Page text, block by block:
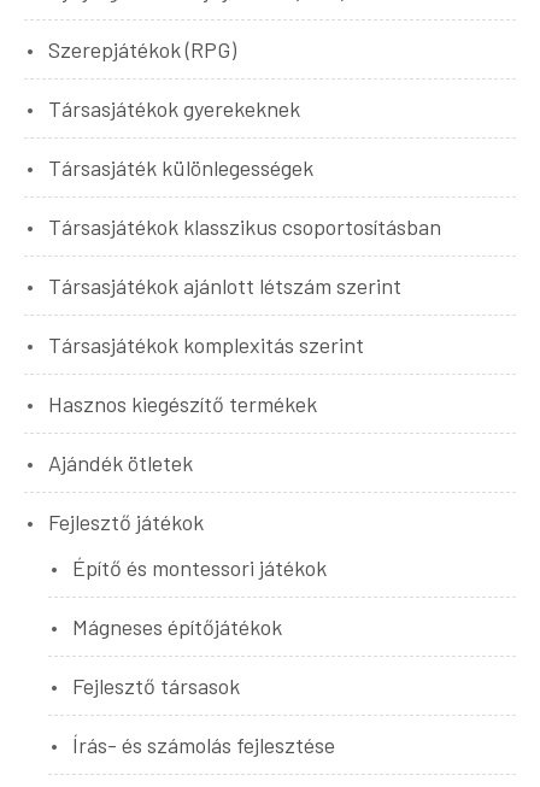
Szerepjátékok (RPG)
Társasjátékok gyerekeknek
Társasjáték különlegességek
Társasjátékok klasszikus csoportosításban
Társasjátékok ajánlott létszám szerint
Társasjátékok komplexitás szerint
Hasznos kiegészítő termékek
Ajándék ötletek
Fejlesztő játékok
Építő és montessori játékok
Mágneses építőjátékok
Fejlesztő társasok
Írás- és számolás fejlesztése